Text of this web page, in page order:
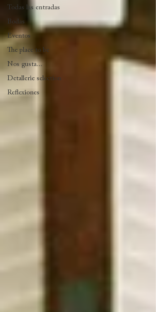
Todas las entradas
Bodas
Eventos
The place to be
Nos gusta...
Detallerie selection
Reflexiones